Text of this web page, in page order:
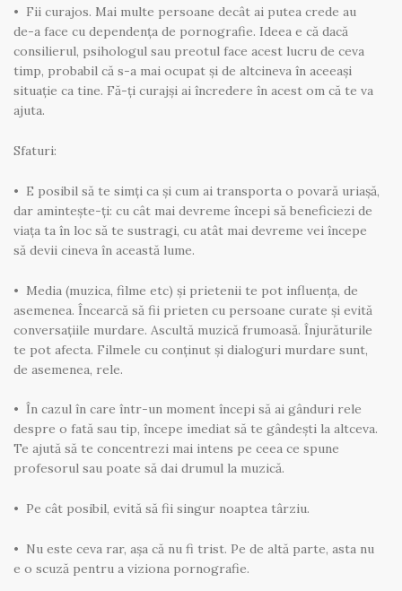
• Fii curajos. Mai multe persoane decât ai putea crede au
de-a face cu dependența de pornografie. Ideea e că dacă
consilierul, psihologul sau preotul face acest lucru de ceva
timp, probabil că s-a mai ocupat și de altcineva în aceeași
situație ca tine. Fă-ți curajși ai încredere în acest om că te va
ajuta.
Sfaturi:
• E posibil să te simți ca și cum ai transporta o povară uriașă,
dar amintește-ți: cu cât mai devreme începi să beneficiezi de
viața ta în loc să te sustragi, cu atât mai devreme vei începe
să devii cineva în această lume.
• Media (muzica, filme etc) și prietenii te pot influența, de
asemenea. Încearcă să fii prieten cu persoane curate și evită
conversațiile murdare. Ascultă muzică frumoasă. Înjurăturile
te pot afecta. Filmele cu conținut și dialoguri murdare sunt,
de asemenea, rele.
• În cazul în care într-un moment începi să ai gânduri rele
despre o fată sau tip, începe imediat să te gândești la altceva.
Te ajută să te concentrezi mai intens pe ceea ce spune
profesorul sau poate să dai drumul la muzică.
• Pe cât posibil, evită să fii singur noaptea târziu.
• Nu este ceva rar, așa că nu fi trist. Pe de altă parte, asta nu
e o scuză pentru a viziona pornografie.